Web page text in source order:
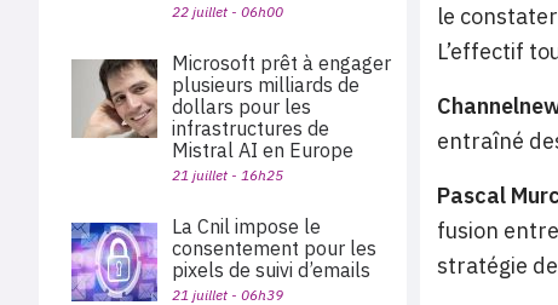
le
L’effectif
entraîné
Pascal
fusion
stratégie
22 juillet - 06h00
Microsoft prêt à engager
plusieurs milliards de
dollars pour les
infrastructures de
Mistral AI en Europe
21 juillet - 16h25
La Cnil impose le
consentement pour les
pixels de suivi d’emails
21 juillet - 06h39